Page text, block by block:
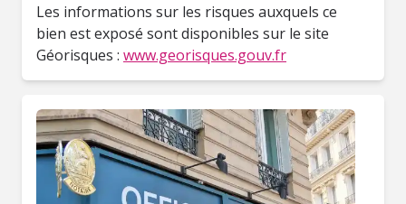
Les informations sur les risques auxquels ce
bien est exposé sont disponibles sur le site
Géorisques : www.georisques.gouv.fr